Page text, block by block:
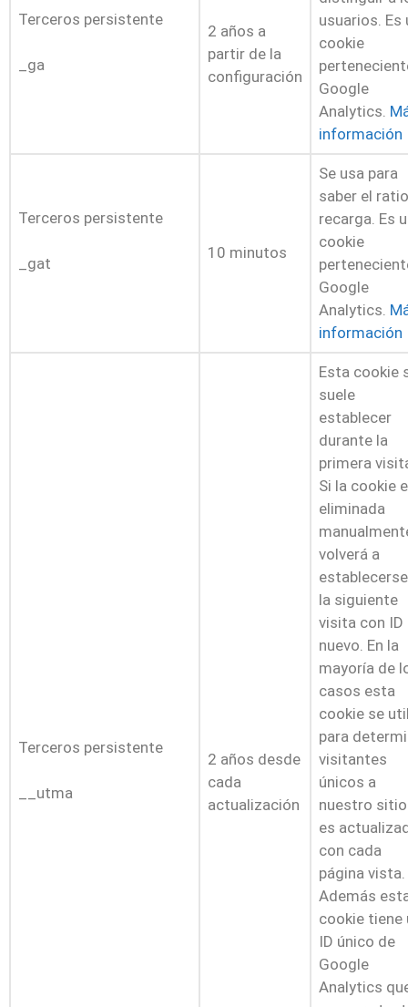
Terceros persistente
_ga
2 años a
partir de la
configuración
usuarios. Es
cookie
Google
Analytics.
información
Terceros persistente
_gat
10 minutos
Se usa para
saber el
recarga. Es
cookie
Google
Analytics.
información
Terceros persistente
__utma
2 años desde
cada
actualización
Esta cookie
suele
establecer
durante la
primera
Si la cookie
eliminada
volverá a
la siguiente
visita con ID
nuevo. En la
mayoría de
casos esta
cookie se
para
visitantes
únicos a
nuestro
es
con cada
página vista.
Además
cookie tiene
ID único de
Google
Analytics